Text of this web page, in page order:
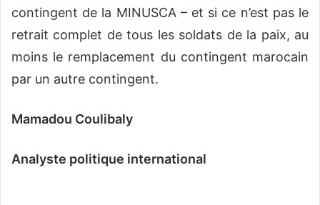
contingent de la MINUSCA – et si ce n’est pas le
retrait complet de tous les soldats de la paix, au
moins le remplacement du contingent marocain
par un autre contingent.
Mamadou Coulibaly
Analyste politique international